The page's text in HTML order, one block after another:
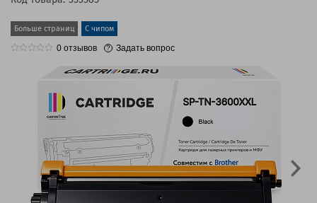
Больше страниц С чипом
0 отзывов Задать вопрос